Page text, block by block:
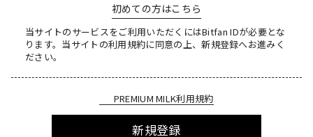
初めての方はこちら
当サイトのサービスをご利用いただくにはBitfan IDが必要とな
ります。 当サイトの利用規約に同意の上、新規登録へお進みく
ださい。
PREMIUM MILK利用規約
新規登録